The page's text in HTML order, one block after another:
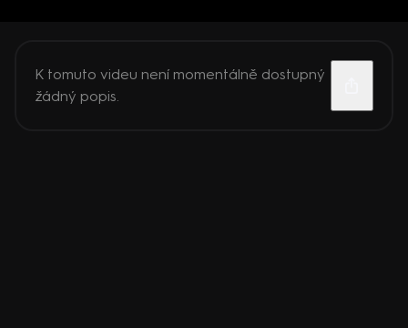
K tomuto videu není momentálně dostupný
žádný popis.